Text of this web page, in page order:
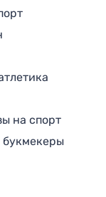
на спорт